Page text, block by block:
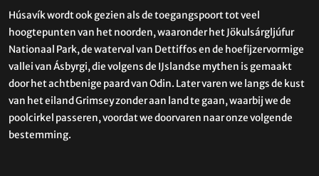
Húsavík wordt ook gezien als de toegangspoort tot veel
hoogtepunten van het noorden, waaronder het Jökulsárgljúfur
Nationaal Park, de waterval van Dettiffos en de hoefijzervormige
vallei van Ásbyrgi, die volgens de IJslandse mythen is gemaakt
door het achtbenige paard van Odin. Later varen we langs de kust
van het eiland Grimsey zonder aan land te gaan, waarbij we de
poolcirkel passeren, voordat we doorvaren naar onze volgende
bestemming.